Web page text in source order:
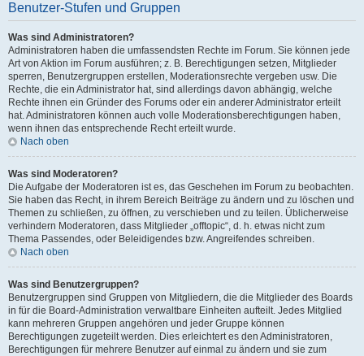
Benutzer-Stufen und Gruppen
Was sind Administratoren?
Administratoren haben die umfassendsten Rechte im Forum. Sie können jede
Art von Aktion im Forum ausführen; z. B. Berechtigungen setzen, Mitglieder
sperren, Benutzergruppen erstellen, Moderationsrechte vergeben usw. Die
Rechte, die ein Administrator hat, sind allerdings davon abhängig, welche
Rechte ihnen ein Gründer des Forums oder ein anderer Administrator erteilt
hat. Administratoren können auch volle Moderationsberechtigungen haben,
wenn ihnen das entsprechende Recht erteilt wurde.
Nach oben
Was sind Moderatoren?
Die Aufgabe der Moderatoren ist es, das Geschehen im Forum zu beobachten.
Sie haben das Recht, in ihrem Bereich Beiträge zu ändern und zu löschen und
Themen zu schließen, zu öffnen, zu verschieben und zu teilen. Üblicherweise
verhindern Moderatoren, dass Mitglieder „offtopic“, d. h. etwas nicht zum
Thema Passendes, oder Beleidigendes bzw. Angreifendes schreiben.
Nach oben
Was sind Benutzergruppen?
Benutzergruppen sind Gruppen von Mitgliedern, die die Mitglieder des Boards
in für die Board-Administration verwaltbare Einheiten aufteilt. Jedes Mitglied
kann mehreren Gruppen angehören und jeder Gruppe können
Berechtigungen zugeteilt werden. Dies erleichtert es den Administratoren,
Berechtigungen für mehrere Benutzer auf einmal zu ändern und sie zum